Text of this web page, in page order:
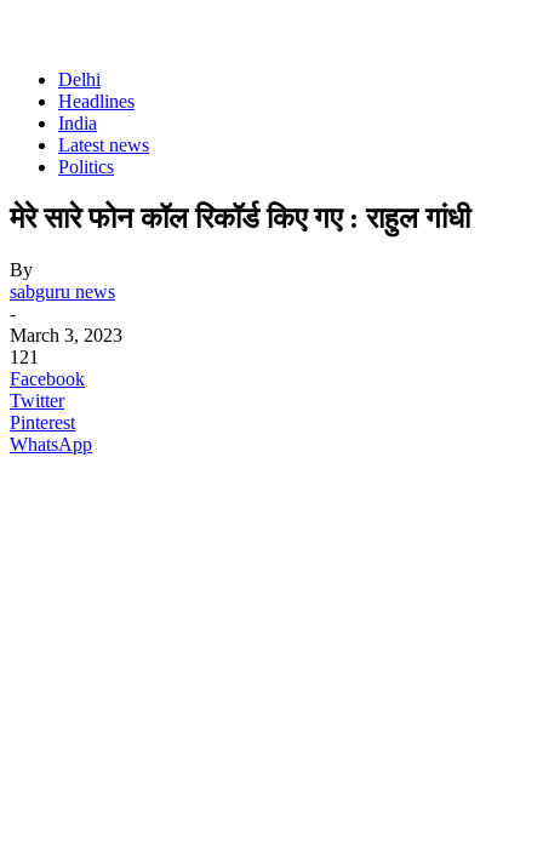
Delhi
Headlines
India
Latest news
Politics
मेरे सारे फोन कॉल रिकॉर्ड किए गए : राहुल गांधी
By
sabguru news
-
March 3, 2023
121
Facebook
Twitter
Pinterest
WhatsApp